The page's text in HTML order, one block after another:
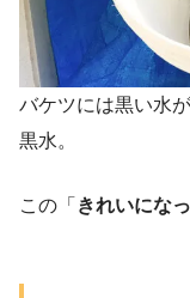
バケツには黒い水
黒水。
この「 きれいにな